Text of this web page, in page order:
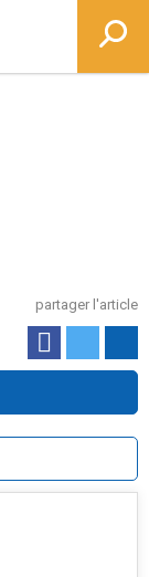
partager l'article